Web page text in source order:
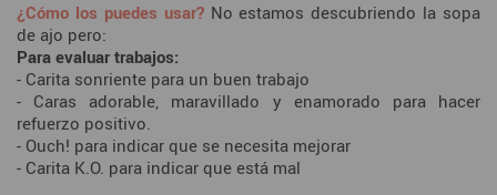
¿Cómo los puedes usar?No estamos descubriendo la sopa
de ajo pero:
Para evaluar trabajos:
- Carita sonriente para un buen trabajo
- Caras adorable, maravillado y enamorado para hacer
refuerzo positivo.
- Ouch! para indicar que se necesita mejorar
- Carita K.O. para indicar que está mal